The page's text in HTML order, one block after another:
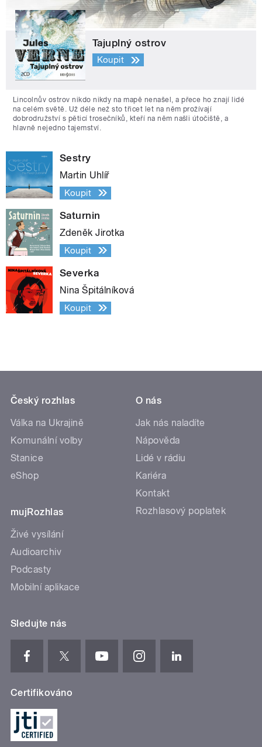
Tajuplný ostrov
Koupit
Lincolnův ostrov nikdo nikdy na mapě nenašel, a přece ho znají lidé
na celém světě. Už déle než sto třicet let na něm prožívají
dobrodružství s pěticí trosečníků, kteří na něm našli útočiště, a
hlavně nejedno tajemství.
Sestry
Martin Uhlíř
Koupit
Saturnin
Zdeněk Jirotka
Koupit
Severka
Nina Špitálníková
Koupit
Český rozhlas
Válka na Ukrajině
Komunální volby
Stanice
eShop
mujRozhlas
Živé vysílání
Audioarchiv
Podcasty
Mobilní aplikace
O nás
Jak nás naladíte
Nápověda
Lidé v rádiu
Kariéra
Kontakt
Rozhlasový poplatek
Sledujte nás
Certifikováno